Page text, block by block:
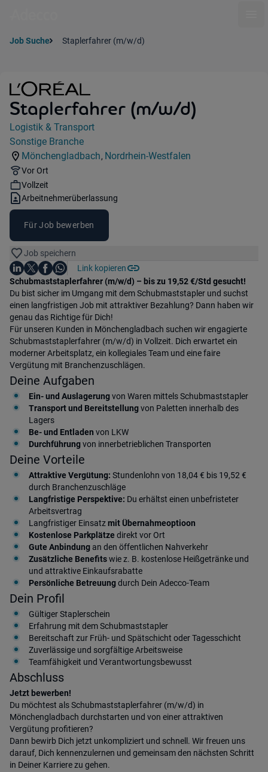
Job Suche Staplerfahrer (m/w/d)
Staplerfahrer (m/w/d)
Jobdetails
Kategorie:
Logistik & Transport
Industry:
Sonstige Branche
Standorte:
Mönchengladbach,
Region:
Nordrhein-Westfalen
Remote Option:
Vor Ort
Workhours:
Vollzeit
Vertragsart:
Arbeitnehmerüberlassung
Für Job bewerben
Job speichern
Teile diesen Job
Auf LinkedIn teilen
Auf X teilen
Auf Facebook teilen
Auf WhatsApp teilen
Link kopieren
Einleitung
Schubmaststaplerfahrer (m/w/d) – bis zu 19,52 €/Std gesucht!
Du bist sicher im Umgang mit dem Schubmaststapler und suchst
einen langfristigen Job mit attraktiver Bezahlung? Dann haben wir
genau das Richtige für Dich!
Für unseren Kunden in Mönchengladbach suchen wir engagierte
Schubmaststaplerfahrer (m/w/d) in Vollzeit. Dich erwartet ein
moderner Arbeitsplatz, ein kollegiales Team und eine faire
Vergütung mit Branchenzuschlägen.
Deine Aufgaben
Ein- und Auslagerungvon Waren mittels Schubmaststapler
Transport und Bereitstellungvon Paletten innerhalb des
Lagers
Be- und Entladen von LKW
Durchführungvon innerbetrieblichen Transporten
Deine Vorteile
Attraktive Vergütung: Stundenlohn von 18,04 € bis 19,52 €
durch Branchenzuschläge
Langfristige Perspektive: Du erhältst einen unbefristeter
Arbeitsvertrag
Langfristiger Einsatzmit Übernahmeoptioon
Kostenlose Parkplätze direkt vor Ort
Gute Anbindungan den öffentlichen Nahverkehr
Zusätzliche Benefitswie z. B. kostenlose Heißgetränke und
und attraktive Einkaufsrabatte
Persönliche Betreuungdurch Dein Adecco-Team
Dein Profil
Gültiger Staplerschein
Erfahrung mit dem Schubmaststapler
Bereitschaft zur Früh- und Spätschicht oder Tagesschicht
Zuverlässige und sorgfältige Arbeitsweise
Teamfähigkeit und Verantwortungsbewusst
Abschluss
Jetzt bewerben!
Du möchtest als Schubmaststaplerfahrer (m/w/d) in
Mönchengladbach durchstarten und von einer attraktiven
Vergütung profitieren?
Dann bewirb Dich jetzt unkompliziert und schnell. Wir freuen uns
darauf, Dich kennenzulernen und gemeinsam den nächsten Schritt
in Deiner Karriere zu gehen.